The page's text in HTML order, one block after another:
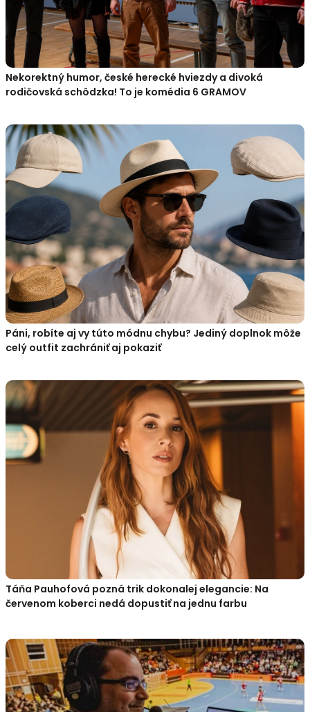
Nekorektný humor, české herecké hviezdy a divoká
rodičovská schôdzka! To je komédia 6 GRAMOV
Páni, robíte aj vy túto módnu chybu? Jediný doplnok môže
celý outfit zachrániť aj pokaziť
Táňa Pauhofová pozná trik dokonalej elegancie: Na
červenom koberci nedá dopustiť na jednu farbu